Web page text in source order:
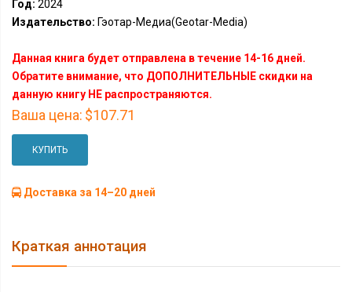
Год: 2024
Издательство: Гэотар-Медиа(Geotar-Media)
Данная книга будет отправлена в течение 14-16 дней.
Обратите внимание, что ДОПОЛНИТЕЛЬНЫЕ скидки на
данную книгу НЕ распространяются.
Ваша цена: $107.71
КУПИТЬ
Доставка за 14–20 дней
Краткая аннотация